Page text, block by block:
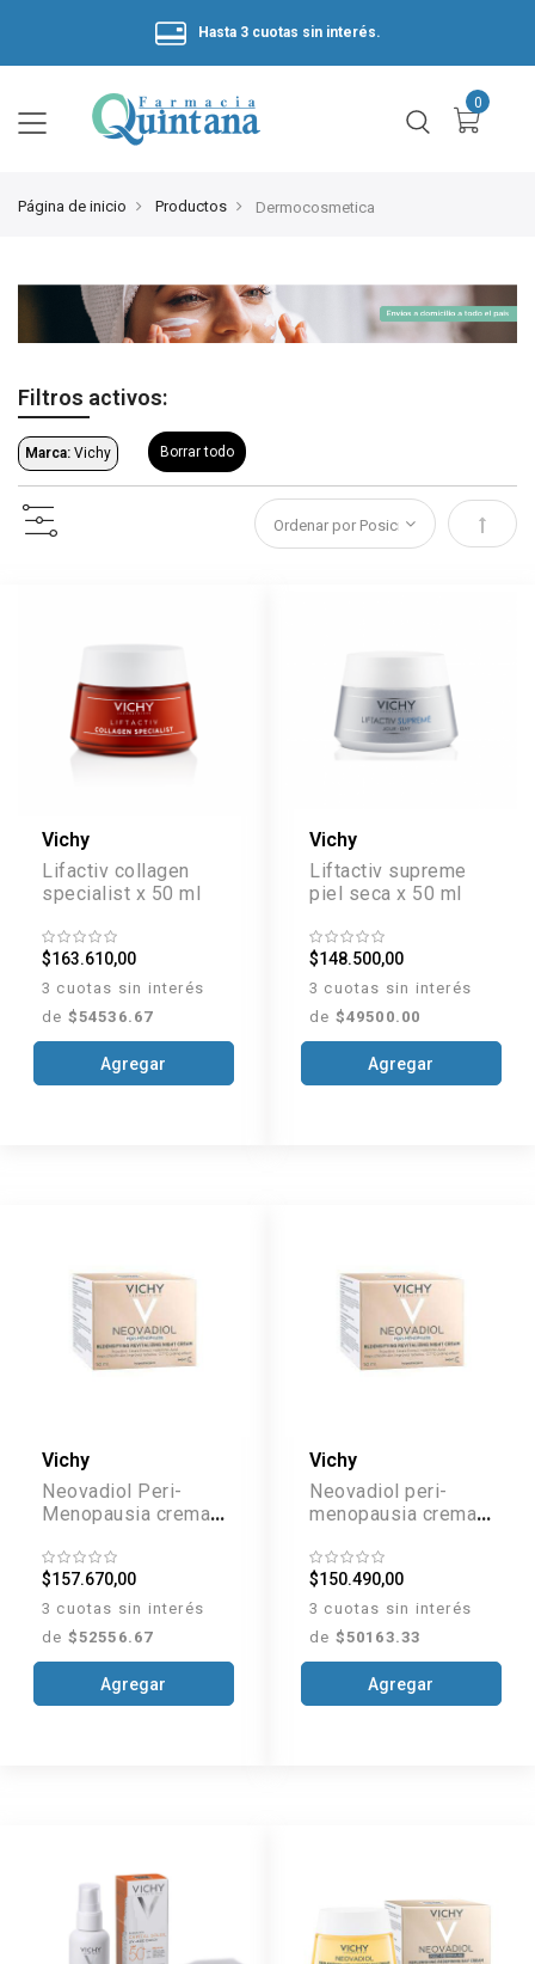
Hasta 3 cuotas sin interés.
Página de inicio Productos Dermocosmetica
Filtros activos:
Marca: Vichy Borrar todo
Vichy
Lifactiv collagen
specialist x 50 ml
$163.610,00
3 cuotas sin interés
de $54536.67
Agregar
Vichy
Liftactiv supreme
piel seca x 50 ml
$148.500,00
3 cuotas sin interés
de $49500.00
Agregar
Vichy
Neovadiol Peri-
Menopausia crema
$157.670,00
3 cuotas sin interés
de $52556.67
Agregar
Vichy
Neovadiol peri-
menopausia crema
mixta x 50 ml
$150.490,00
3 cuotas sin interés
de $50163.33
Agregar